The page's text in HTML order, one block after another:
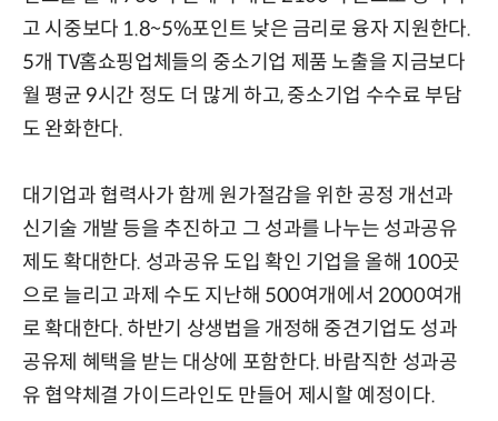
고 시중보다 1.8~5%포인트 낮은 금리로 융자 지원한다.
5개 TV홈쇼핑업체들의 중소기업 제품 노출을 지금보다
월 평균 9시간 정도 더 많게 하고, 중소기업 수수료 부담
도 완화한다.
대기업과 협력사가 함께 원가절감을 위한 공정 개선과
신기술 개발 등을 추진하고 그 성과를 나누는 성과공유
제도 확대한다. 성과공유 도입 확인 기업을 올해 100곳
으로 늘리고 과제 수도 지난해 500여개에서 2000여개
로 확대한다. 하반기 상생법을 개정해 중견기업도 성과
공유제 혜택을 받는 대상에 포함한다. 바람직한 성과공
유 협약체결 가이드라인도 만들어 제시할 예정이다.